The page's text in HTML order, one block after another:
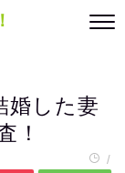
婚した妻
！
/